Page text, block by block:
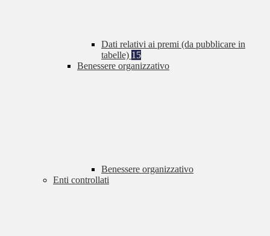
Dati relativi ai premi (da pubblicare in
tabelle) 15
Benessere organizzativo
Benessere organizzativo
Enti controllati